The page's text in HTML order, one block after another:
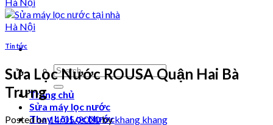
Search
for:
Trang chủ
Sửa máy lọc nước
Thay Lõi Lọc Nước
Tin tức
Sửa Lọc Nước ROUSA Quận Hai Bà
Trưng
Posted on14/05/2020bykhang khang